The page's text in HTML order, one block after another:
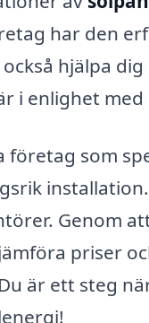
har den
hjälpa
i enlighet med
som
Genom
priser
är ett steg